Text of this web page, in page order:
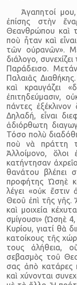
Ἀγαπητοί
ἐπίσης στὴν
Θεανθρώπου καὶ
ποὺ ἦταν καὶ
τῶν οὐρανῶν».
διάλογο,
Παράδεισο.
Παλαιᾶς
καὶ κραυγάζει
ἐπιτηδεύμασιν,
πάντες
Δηλαδή, εἶναι
ἀδιόρθωτη
Τόσο πολὺ
ποὺ νὰ πράττη
Ἀλλοίμονο,
κατήντησαν
θανάτου βλέπει
προφήτης Ὠσηὲ
λέγει «οὐκ ἔστιν
Θεοῦ ἐπὶ τῆς γῆς.
καὶ μοιχεία
σμίγουσι» (Ὠσηὲ
Κυρίου, γιατί θὰ
κατοίκους τῆς
τους ἀλήθεια,
σεβασμὸς τοῦ
σας ἀπὸ κατάρες
καὶ χύνονται